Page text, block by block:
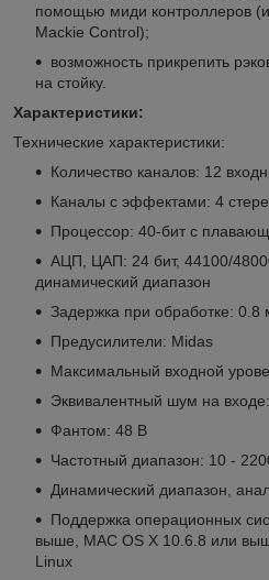
помощью миди контроллеров
Mackie Control);
возможность прикрепить
на стойку.
Характеристики:
Технические характеристики:
Количество каналов: 12
Каналы с эффектами: 4
Процессор: 40-бит с
АЦП, ЦАП: 24 бит, 44100/
динамический диапазон
Задержка при обработке: 0.8
Предусилители: Midas
Максимальный входной
Эквивалентный шум на
Фантом: 48 В
Частотный диапазон: 10 -
Динамический диапазон,
Поддержка операционных
выше, MAC OS X 10.6.8 или
Linux